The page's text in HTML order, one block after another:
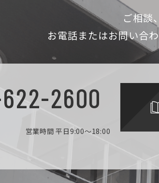
ご相談
お電話またはお問い合
2600
営業時間 平日9:00～18:00